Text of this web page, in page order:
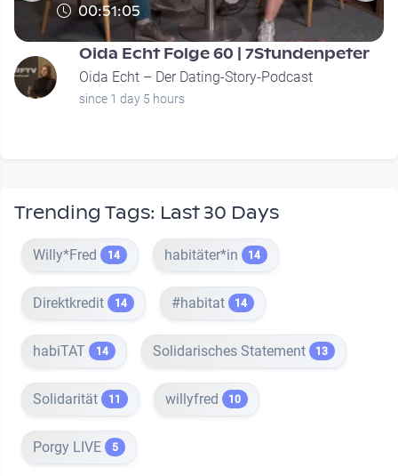
00:51:05
Oida Echt Folge 60 | 7Stundenpeter
Oida Echt – Der Dating-Story-Podcast
since 1 day 5 hours
Trending Tags: Last 30 Days
Willy*Fred 14 habitäter*in 14
Direktkredit 14 #habitat 14
habiTAT 14 Solidarisches Statement 13
Solidarität 11 willyfred 10
Porgy LIVE 5